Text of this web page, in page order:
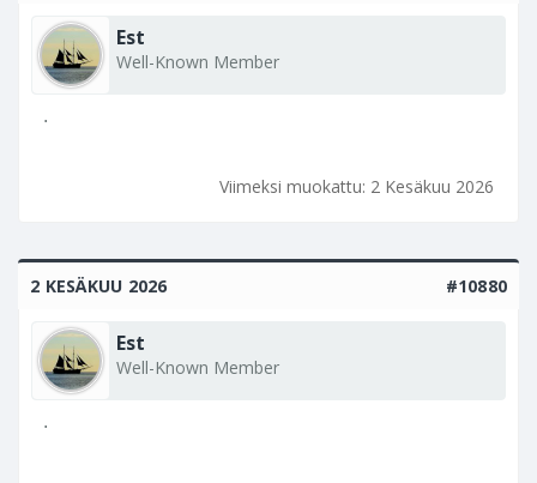
Est
Well-Known Member
.
Viimeksi muokattu: 2 Kesäkuu 2026
2 KESÄKUU 2026 #10880
Est
Well-Known Member
.